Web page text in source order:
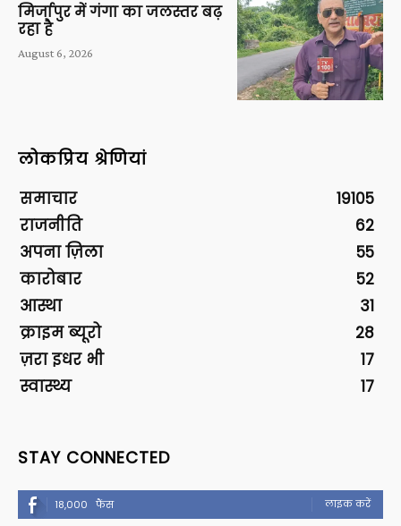
मिर्जापुर में गंगा का जलस्तर बढ़
रहा है
August 6, 2026
लोकप्रिय श्रेणियां
समाचार
19105
राजनीति
62
अपना ज़िला
55
कारोबार
52
आस्था
31
क्राइम ब्यूरो
28
ज़रा इधर भी
17
स्वास्थ्य
17
STAY CONNECTED
18,000 फैंस लाइक करें